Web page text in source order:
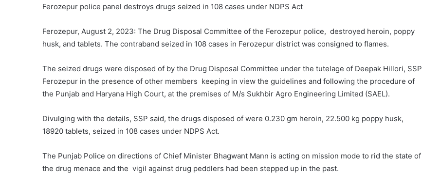
Ferozepur police panel destroys drugs seized in 108 cases under NDPS Act
Ferozepur, August 2, 2023: The Drug Disposal Committee of the Ferozepur police, destroyed heroin, poppy
husk, and tablets. The contraband seized in 108 cases in Ferozepur district was consigned to flames.
The seized drugs were disposed of by the Drug Disposal Committee under the tutelage of Deepak Hillori, SSP
Ferozepur in the presence of other members keeping in view the guidelines and following the procedure of
the Punjab and Haryana High Court, at the premises of M/s Sukhbir Agro Engineering Limited (SAEL).
Divulging with the details, SSP said, the drugs disposed of were 0.230 gm heroin, 22.500 kg poppy husk,
18920 tablets, seized in 108 cases under NDPS Act.
The Punjab Police on directions of Chief Minister Bhagwant Mann is acting on mission mode to rid the state of
the drug menace and the vigil against drug peddlers had been stepped up in the past.